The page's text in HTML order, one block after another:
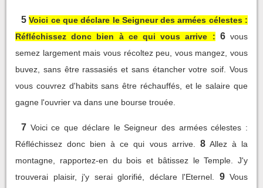
5 Voici ce que déclare le Seigneur des armées célestes :
Réfléchissez donc bien à ce qui vous arrive : 6 vous
semez largement mais vous récoltez peu, vous mangez, vous
buvez, sans être rassasiés et sans étancher votre soif. Vous
vous couvrez d'habits sans être réchauffés, et le salaire que
gagne l'ouvrier va dans une bourse trouée.
7 Voici ce que déclare le Seigneur des armées célestes :
Réfléchissez donc bien à ce qui vous arrive.
8 Allez à la
montagne, rapportez-en du bois et bâtissez le Temple. J'y
trouverai plaisir, j'y serai glorifié, déclare l'Eternel.
9 Vous